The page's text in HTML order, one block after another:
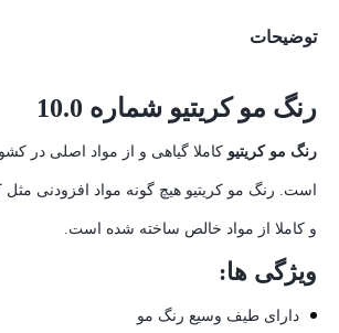
توضیحات
رنگ مو کریتیو شماره 10.0
رنگ مو کریتیو کاملا گیاهی و از مواد اصلی در
است. رنگ مو کریتیو هیچ گونه مواد افزودنی مثل
و کاملا از مواد خالص ساخته شده است.
ویژگی ها:
دارای طیف وسیع رنگ مو